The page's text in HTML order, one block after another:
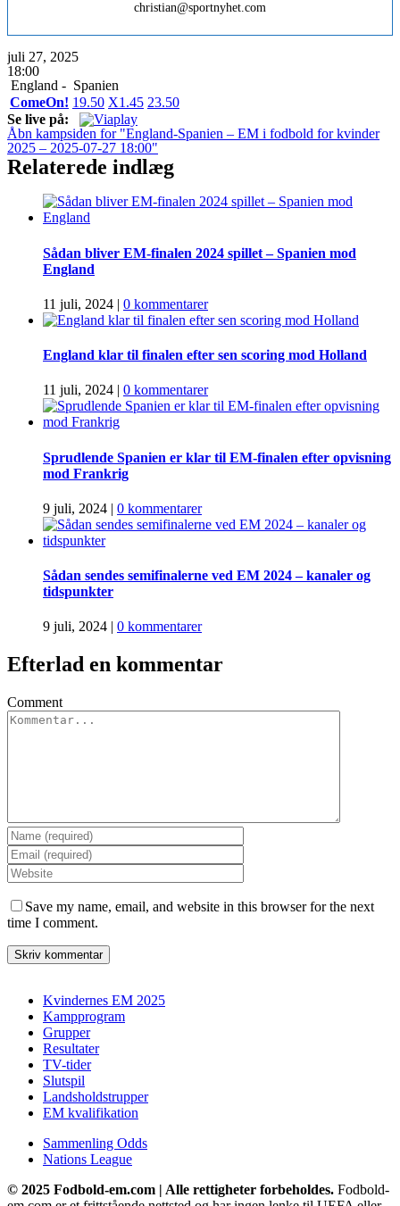
christian@sportnyhet.com
juli 27, 2025
18:00
England - Spanien
ComeOn! 19.50 X1.45 23.50
Se live på:
Åbn kampsiden for "England-Spanien – EM i fodbold for kvinder
2025 – 2025-07-27 18:00"
Relaterede indlæg
Sådan bliver EM-finalen 2024 spillet – Spanien mod
England
11 juli, 2024 | 0 kommentarer
England klar til finalen efter sen scoring mod Holland
11 juli, 2024 | 0 kommentarer
Sprudlende Spanien er klar til EM-finalen efter opvisning
mod Frankrig
9 juli, 2024 | 0 kommentarer
Sådan sendes semifinalerne ved EM 2024 – kanaler og
tidspunkter
9 juli, 2024 | 0 kommentarer
Efterlad en kommentar
Comment
Save my name, email, and website in this browser for the next
time I comment.
Kvindernes EM 2025
Kampprogram
Grupper
Resultater
TV-tider
Slutspil
Landsholdstrupper
EM kvalifikation
Sammenling Odds
Nations League
© 2025 Fodbold-em.com | Alle rettigheter forbeholdes. Fodbold-